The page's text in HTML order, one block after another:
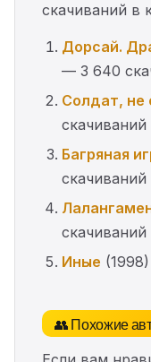
скачиваний в
Дорсай.
— 3 640
Солдат, не
скачиваний
Багряная
скачиваний
скачиваний
Иные
👥 Похожие